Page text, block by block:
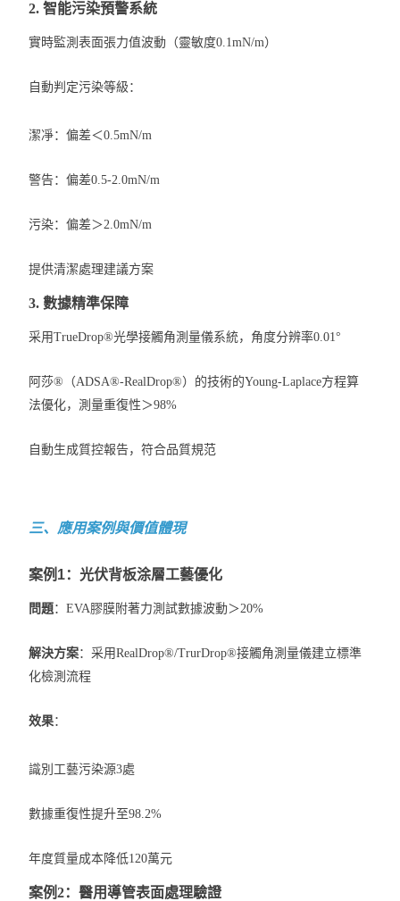
2. 智能污染預警系統
實時監測表面張力值波動（靈敏度0.1mN/m）
自動判定污染等級：
潔凈：偏差＜0.5mN/m
警告：偏差0.5-2.0mN/m
污染：偏差＞2.0mN/m
提供清潔處理建議方案
3. 數據精準保障
采用TrueDrop®光學接觸角測量儀系統，角度分辨率0.01°
阿莎®（ADSA®-RealDrop®）的技術的Young-Laplace方程算
法優化，測量重復性＞98%
自動生成質控報告，符合品質規范
三、應用案例與價值體現
案例1：光伏背板涂層工藝優化
問題：EVA膠膜附著力測試數據波動＞20%
解決方案：采用RealDrop®/TrurDrop®接觸角測量儀建立標準
化檢測流程
效果：
識別工藝污染源3處
數據重復性提升至98.2%
年度質量成本降低120萬元
案例2：醫用導管表面處理驗證